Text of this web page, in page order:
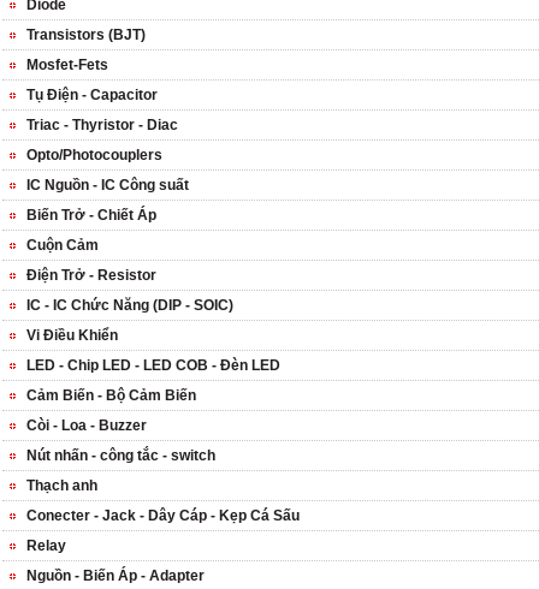
Diode
Transistors (BJT)
Mosfet-Fets
Tụ Điện - Capacitor
Triac - Thyristor - Diac
Opto/Photocouplers
IC Nguồn - IC Công suất
Biến Trở - Chiết Áp
Cuộn Cảm
Điện Trở - Resistor
IC - IC Chức Năng (DIP - SOIC)
Vi Điều Khiển
LED - Chip LED - LED COB - Đèn LED
Cảm Biến - Bộ Cảm Biến
Còi - Loa - Buzzer
Nút nhấn - công tắc - switch
Thạch anh
Conecter - Jack - Dây Cáp - Kẹp Cá Sấu
Relay
Nguồn - Biến Áp - Adapter